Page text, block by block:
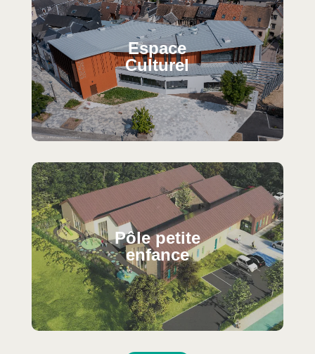
Espace
Culturel
Pôle petite
enfance